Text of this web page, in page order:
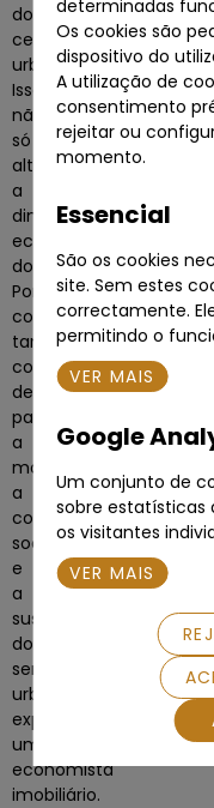
determinadas
Os cookies são
dispositivo do
A utilização de
consentimento
rejeitar ou
momento.
Essencial
São os cookies
site. Sem estes
correctamente.
permitindo o
VER MAIS
Google
Um conjunto de
sobre estatísticas
os visitantes
VER MAIS
do
centro
urbano.
Isso
não
só
altera
a
dinâmica
económica
do
Porto,
como
também
coloca
desafios
para
a
mobilidade,
a
coesão
social
e
a
sustentabilidade
dos
serviços
urbanos”,
explica
um
economista
imobiliário.